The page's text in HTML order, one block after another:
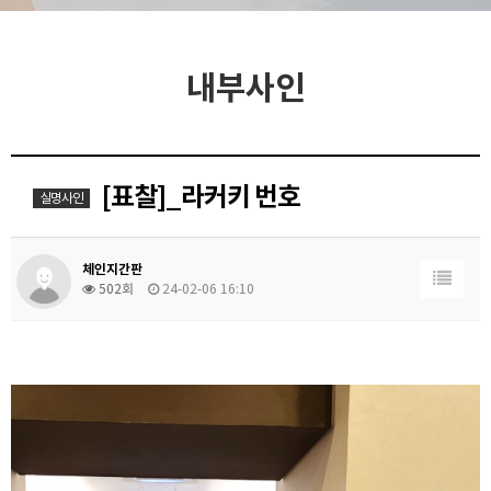
내부사인
실명사인 [표찰]_라커키 번호
체인지간판
502회
24-02-06 16:10